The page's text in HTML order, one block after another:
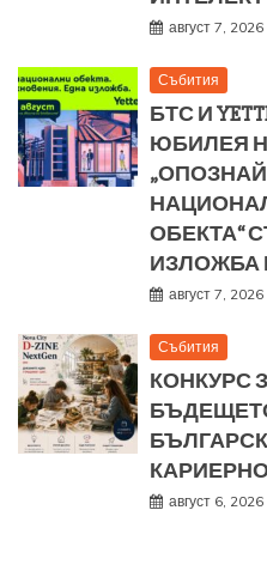
август 7, 2026
Събития
БТС И
ЮБИЛЕЯ
„ОПОЗНАЙ
ОБЕКТА“
ИЗЛОЖБА
август 7, 2026
Събития
КОНКУРС
август 6, 2026